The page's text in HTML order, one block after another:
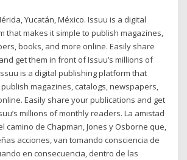
Yucatán, México. Issuu is a digital
that makes it simple to publish magazines,
books, and more online. Easily share
get them in front of Issuu’s millions of
is a digital publishing platform that
magazines, catalogs, newspapers,
Easily share your publications and get
millions of monthly readers. La amistad
camino de Chapman, Jones y Osborne que,
acciones, van tomando consciencia de
en consecuencia, dentro de las